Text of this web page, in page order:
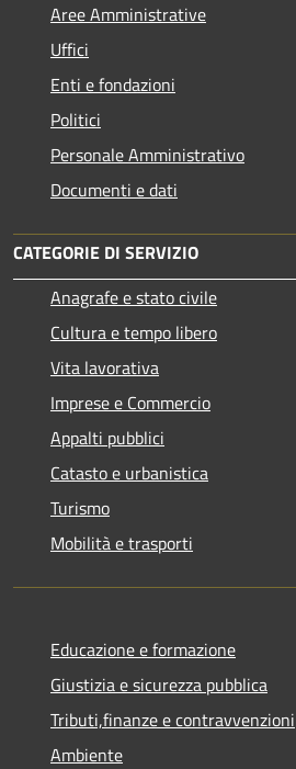
Aree Amministrative
Uffici
Enti e fondazioni
Politici
Personale Amministrativo
Documenti e dati
CATEGORIE DI SERVIZIO
Anagrafe e stato civile
Cultura e tempo libero
Vita lavorativa
Imprese e Commercio
Appalti pubblici
Catasto e urbanistica
Turismo
Mobilità e trasporti
Educazione e formazione
Giustizia e sicurezza pubblica
Tributi,finanze e contravvenzioni
Ambiente